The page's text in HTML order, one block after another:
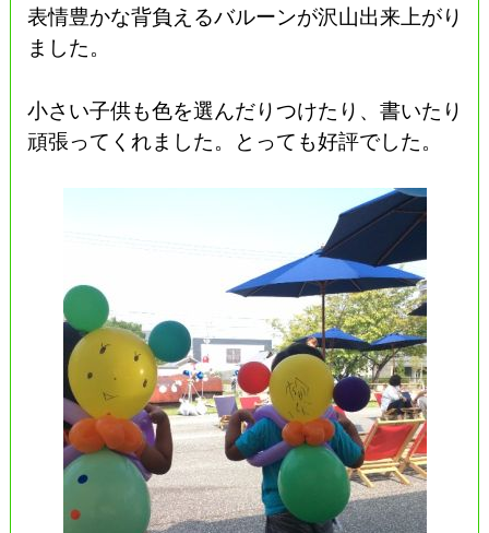
表情豊かな背負えるバルーンが沢山出来上がり
ました。
小さい子供も色を選んだりつけたり、書いたり
頑張ってくれました。とっても好評でした。